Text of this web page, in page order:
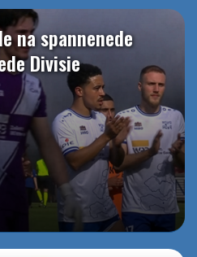
na spannenede
Divisie